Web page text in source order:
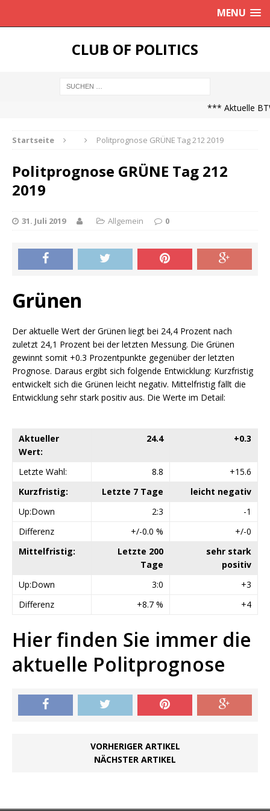
MENU
CLUB OF POLITICS
*** Aktuelle
Startseite Politprognose GRÜNE Tag 212 2019
Politprognose GRÜNE Tag 212
2019
31. Juli 2019 Allgemein 0
Grünen
Der aktuelle Wert der Grünen liegt bei 24,4 Prozent nach
zuletzt 24,1 Prozent bei der letzten Messung. Die Grünen
gewinnt somit +0.3 Prozentpunkte gegenüber der letzten
Prognose. Daraus ergibt sich folgende Entwicklung: Kurzfristig
entwickelt sich die Grünen leicht negativ. Mittelfristig fällt die
Entwicklung sehr stark positiv aus. Die Werte im Detail:
Aktueller
Wert:
24.4 +0.3
Letzte Wahl: 8.8
+15.6
Kurzfristig:
Letzte 7 Tage
leicht negativ
Up:Down
2:3
-1
Differenz
+/-0.0 %
+/-0
Mittelfristig:
Letzte 200
Tage
sehr stark
positiv
Up:Down
3:0
+3
Differenz
+8.7 % +4
Hier finden Sie immer die
aktuelle Politprognose
VORHERIGER ARTIKEL
NÄCHSTER ARTIKEL